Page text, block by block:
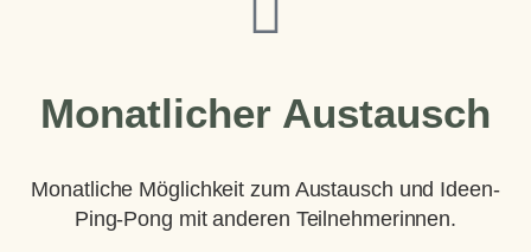
Monatlicher Austausch
Monatliche Möglichkeit zum Austausch und Ideen-
Ping-Pong mit anderen Teilnehmerinnen.